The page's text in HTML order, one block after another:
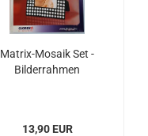
Matrix-Mosaik Set -
Bilderrahmen
13,90 EUR